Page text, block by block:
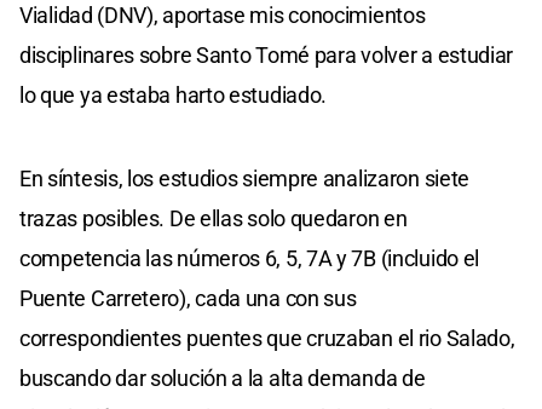
Vialidad (DNV), aportase mis conocimientos
disciplinares sobre Santo Tomé para volver a estudiar
lo que ya estaba harto estudiado.
En síntesis, los estudios siempre analizaron siete
trazas posibles. De ellas solo quedaron en
competencia las números 6, 5, 7A y 7B (incluido el
Puente Carretero), cada una con sus
correspondientes puentes que cruzaban el rio Salado,
buscando dar solución a la alta demanda de